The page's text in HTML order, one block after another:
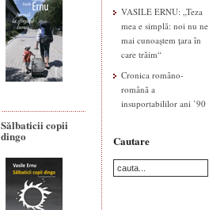
Sălbaticii copii
dingo
VASILE ERNU: „Teza
mea e simplă: noi nu ne
mai cunoaștem țara în
care trăim“
Cronica româno-
română a
insuportabililor ani ’90
Cautare